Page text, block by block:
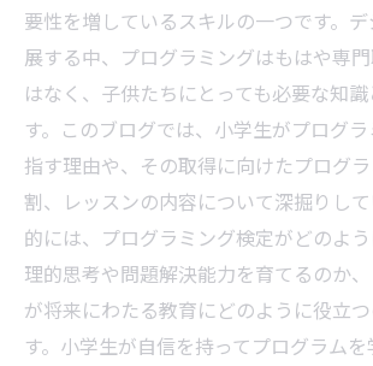
要性を増しているスキルの一つです。
展する中、プログラミングはもはや専
はなく、子供たちにとっても必要な知
す。このブログでは、小学生がプログ
指す理由や、その取得に向けたプログ
割、レッスンの内容について深掘りし
的には、プログラミング検定がどのよ
理的思考や問題解決能力を育てるのか
が将来にわたる教育にどのように役立
す。小学生が自信を持ってプログラム